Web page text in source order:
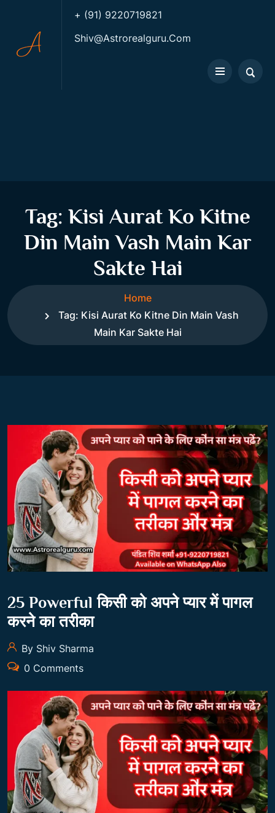
+ (91) 9220719821
Shiv@astrorealguru.com
Tag: Kisi Aurat Ko Kitne
Din Main Vash Main Kar
Sakte Hai
Home
Tag: Kisi Aurat Ko Kitne Din Main Vash
Main Kar Sakte Hai
25 Powerful किसी को अपने प्यार में पागल
करने का तरीका
By Shiv Sharma
0 Comments